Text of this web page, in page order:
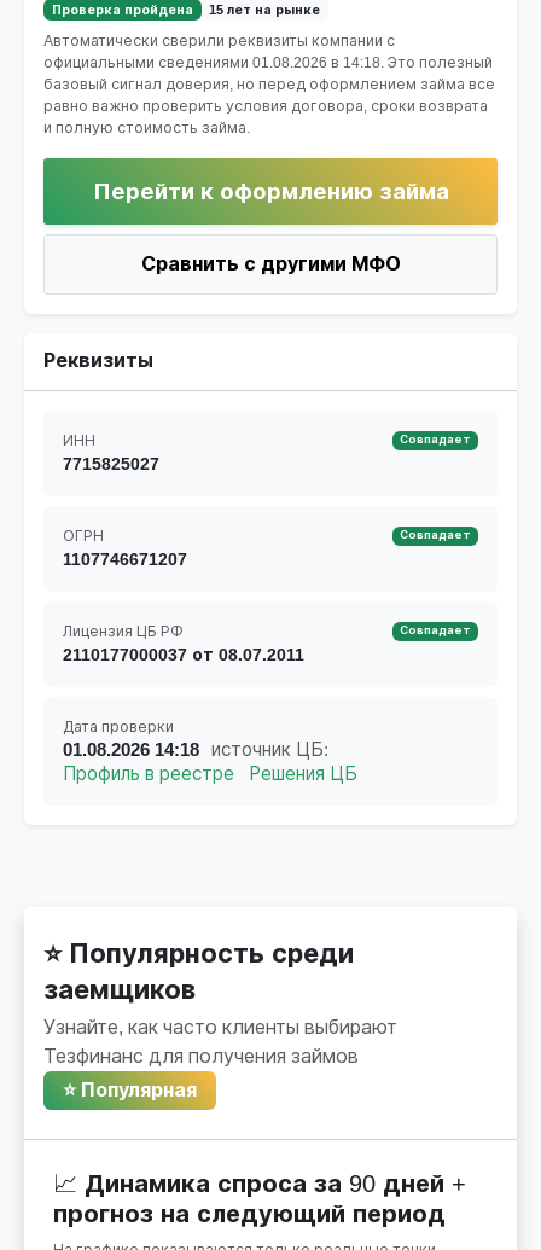
Проверка пройдена 15 лет на рынке
Автоматически сверили реквизиты компании с
официальными сведениями 01.08.2026 в 14:18 . Это полезный
базовый сигнал доверия, но перед оформлением займа все
равно важно проверить условия договора, сроки возврата
и полную стоимость займа.
Перейти к оформлению займа
Сравнить с другими МФО
Реквизиты
ИНН Совпадает
7715825027
ОГРН Совпадает
1107746671207
Лицензия ЦБ РФ Совпадает
2110177000037 от 08.07.2011
Дата проверки
01.08.2026 14:18 источник ЦБ:
Профиль в реестре
Решения ЦБ
⭐ Популярность среди
заемщиков
Узнайте, как часто клиенты выбирают
Тезфинанс для получения займов
⭐ Популярная
📈 Динамика спроса за 90 дней +
прогноз на следующий период